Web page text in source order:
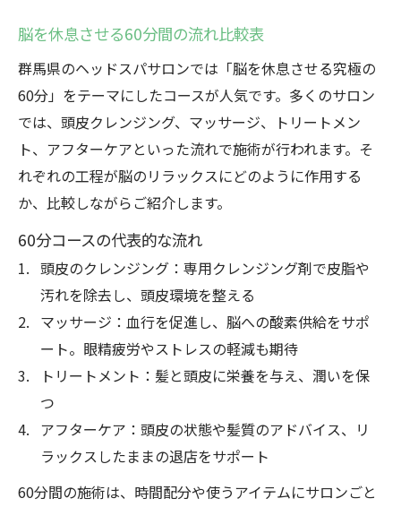
悩みや疲労にヘッドスパが効く瞬間
ヘッドスパが効く悩み別おすすめ表
肩こり・眼精疲労にも嬉しい効果
ストレス解消に役立つタイミング
頭皮の血行促進がもたらす変化
体調が気になる方へのアドバイス
脳を休息させる60分間の流れ比較表
群馬県のヘッドスパサロンでは「脳を休息させる究極の
60分」をテーマにしたコースが人気です。多くのサロン
では、頭皮クレンジング、マッサージ、トリートメン
ト、アフターケアといった流れで施術が行われます。そ
れぞれの工程が脳のリラックスにどのように作用する
か、比較しながらご紹介します。
60分コースの代表的な流れ
頭皮のクレンジング：専用クレンジング剤で皮脂や
汚れを除去し、頭皮環境を整える
マッサージ：血行を促進し、脳への酸素供給をサポ
ート。眼精疲労やストレスの軽減も期待
トリートメント：髪と頭皮に栄養を与え、潤いを保
つ
アフターケア：頭皮の状態や髪質のアドバイス、リ
ラックスしたままの退店をサポート
60分間の施術は、時間配分や使うアイテムにサロンごと